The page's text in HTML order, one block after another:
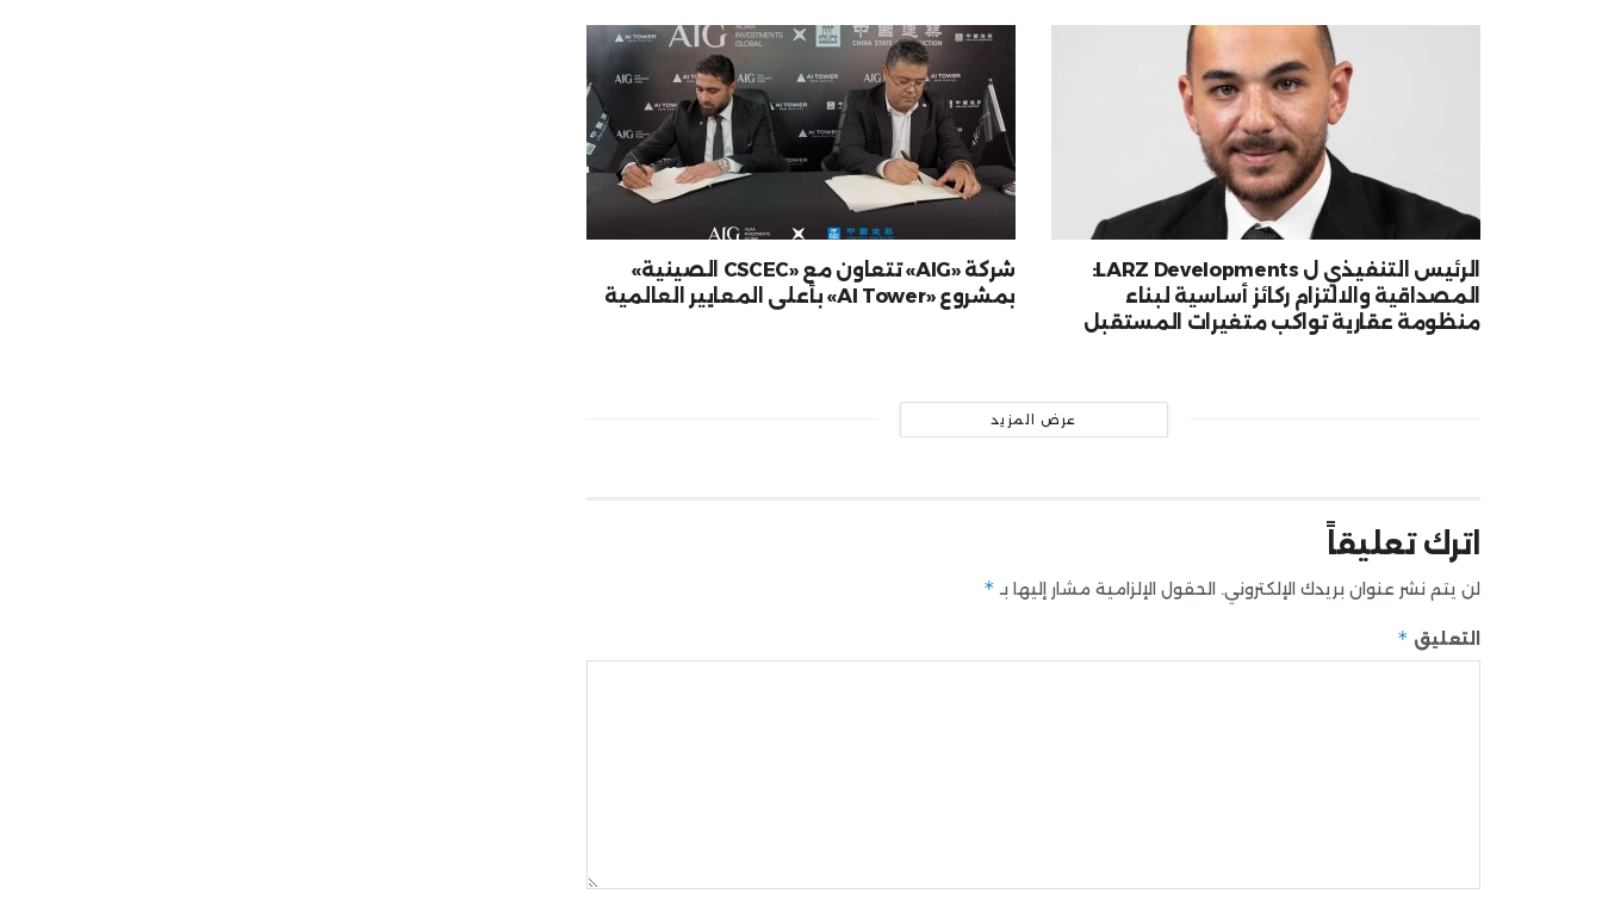
الرئيس التنفيذي ل LARZ Developments:
المصداقية والالتزام ركائز أساسية لبناء
منظومة عقارية تواكب متغيرات المستقبل
شركة «AIG» تتعاون مع «CSCEC الصينية»
بمشروع «AI Tower» بأعلى المعايير العالمية
عرض المزيد
اترك تعليقاً
لن يتم نشر عنوان بريدك الإلكتروني. الحقول الإلزامية مشار إليها بـ *
التعليق *